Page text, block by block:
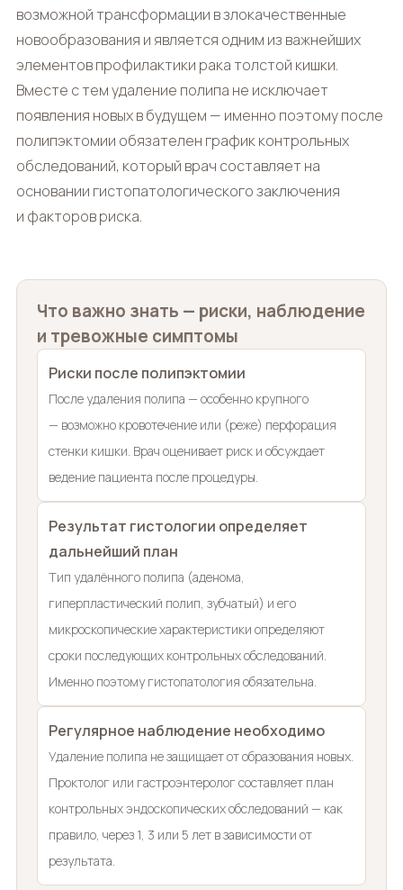
возможной трансформации в злокачественные
новообразования и является одним из важнейших
элементов профилактики рака толстой кишки.
Вместе с тем удаление полипа не исключает
появления новых в будущем — именно поэтому после
полипэктомии обязателен график контрольных
обследований, который врач составляет на
основании гистопатологического заключения
и факторов риска.
Что важно знать — риски, наблюдение
и тревожные симптомы
Риски после полипэктомии
После удаления полипа — особенно крупного
— возможно кровотечение или (реже) перфорация
стенки кишки. Врач оценивает риск и обсуждает
ведение пациента после процедуры.
Результат гистологии определяет
дальнейший план
Тип удалённого полипа (аденома,
гиперпластический полип, зубчатый) и его
микроскопические характеристики определяют
сроки последующих контрольных обследований.
Именно поэтому гистопатология обязательна.
Регулярное наблюдение необходимо
Удаление полипа не защищает от образования новых.
Проктолог или гастроэнтеролог составляет план
контрольных эндоскопических обследований — как
правило, через 1, 3 или 5 лет в зависимости от
результата.